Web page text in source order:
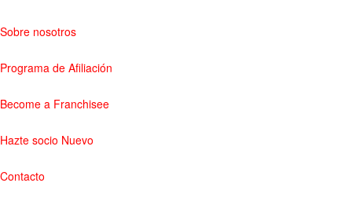
Sobre nosotros
Programa de Afiliación
Become a Franchisee
Hazte socio Nuevo
Contacto